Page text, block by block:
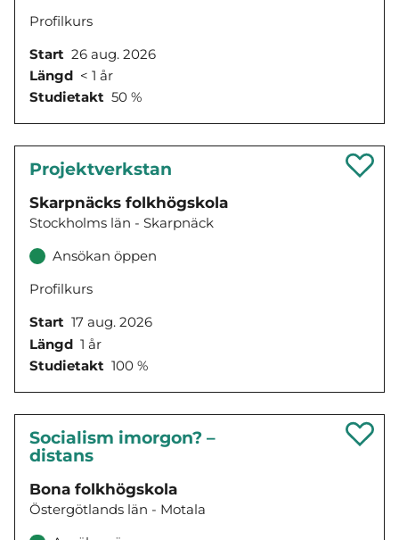
Profilkurs
Start 26 aug. 2026
Längd < 1 år
Studietakt 50 %
Projektverkstan
Skarpnäcks folkhögskola
Stockholms län - Skarpnäck
Ansökan öppen
Profilkurs
Start 17 aug. 2026
Längd 1 år
Studietakt 100 %
Socialism imorgon? –
distans
Bona folkhögskola
Östergötlands län - Motala